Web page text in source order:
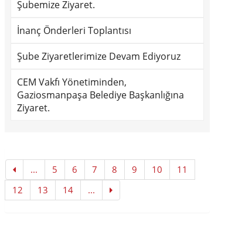
Şubemize Ziyaret.
İnanç Önderleri Toplantısı
Şube Ziyaretlerimize Devam Ediyoruz
CEM Vakfı Yönetiminden,
Gaziosmanpaşa Belediye Başkanlığına
Ziyaret.
... 5 6 7 8 9 10
11
12
13 14 ...